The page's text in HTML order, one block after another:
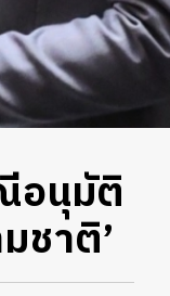
อนุมัติ
ชาติ’